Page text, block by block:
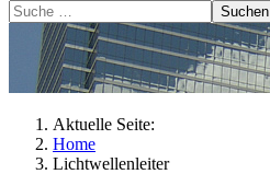
Suchen
Aktuelle Seite:
Home
Lichtwellenleiter